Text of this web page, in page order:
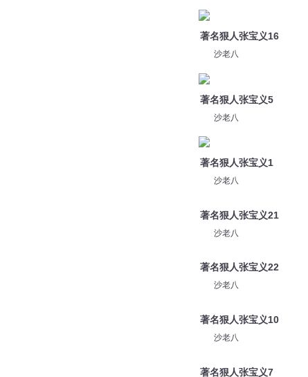
著名狠人张宝义16
沙老八
著名狠人张宝义5
沙老八
著名狠人张宝义1
沙老八
著名狠人张宝义21
沙老八
著名狠人张宝义22
沙老八
著名狠人张宝义10
沙老八
著名狠人张宝义7